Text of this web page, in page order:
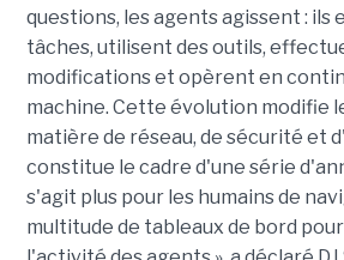
questions, les agents agissent : ils
tâches, utilisent des outils,
modifications et opèrent en
machine. Cette évolution modifie
matière de réseau, de sécurité et
constitue le cadre d'une série
s'agit plus pour les humains de
multitude de tableaux de bord